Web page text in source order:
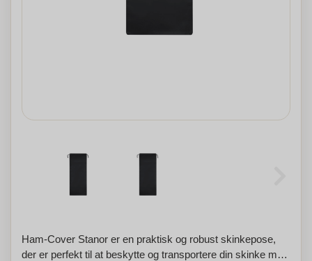
Ham-Cover Stanor er en praktisk og robust skinkepose,
der er perfekt til at beskytte og transportere din skinke med